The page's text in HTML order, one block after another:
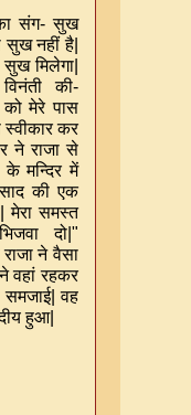
संग-सुख
सुख नहीं है
सुख मिलेगा
की-
को मेरे पास
स्वीकार कर
ने राजा से
मन्दिर में
की एक
|मेरा समस्त
दो |"
ने वैसा
वहां रहकर
समजाई|वह
हुआ|